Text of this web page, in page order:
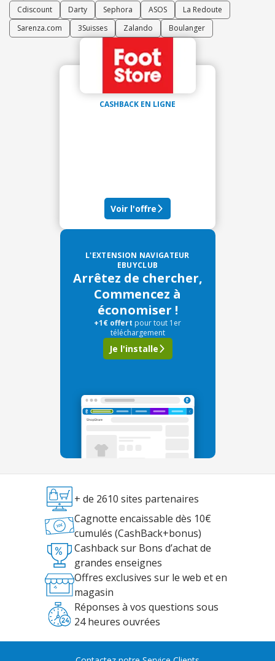
Cdiscount Darty Sephora ASOS
La Redoute
Sarenza.com
3Suisses Zalando Boulanger
CASHBACK EN LIGNE
Voir l'offre
L'EXTENSION NAVIGATEUR
EBUYCLUB
Arrêtez de chercher,
Commencez à
économiser !
+1€ offert pour tout 1er
téléchargement
Je l'installe
+ de 2610 sites partenaires
Cagnotte encaissable dès 10€
cumulés (CashBack+bonus)
Cashback sur Bons d’achat de
grandes enseignes
Offres exclusives sur le web et en
magasin
Réponses à vos questions sous
24 heures ouvrées